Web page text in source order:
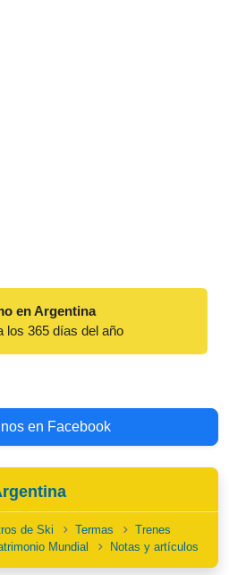
en Argentina
los 365 días del año
en Facebook
de Ski Termas
Trenes
Mundial Notas y artículos